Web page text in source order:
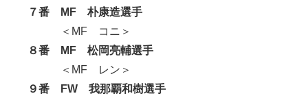
７番 MF 朴康造選手
＜MF コニ＞
８番 MF 松岡亮輔選手
＜MF レン＞
９番 FW 我那覇和樹選手